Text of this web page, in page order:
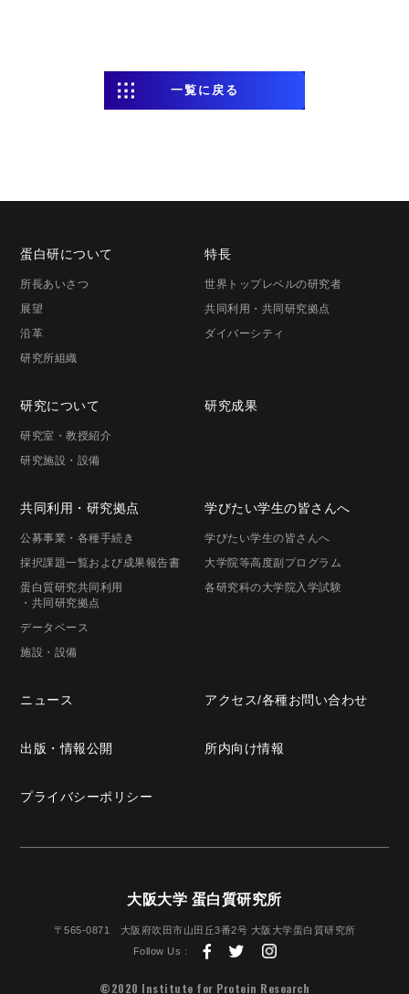
一覧に戻る
蛋白研について
所長あいさつ
展望
沿革
研究所組織
特長
世界トップレベルの研究者
共同利用・共同研究拠点
ダイバーシティ
研究について
研究室・教授紹介
研究施設・ 設備
研究成果
共同利用・ 研究拠点
公募事業 ・各種手続き
採択課題一覧および成果報告書
蛋白質研究共同利用
・共同研究拠点
データベース
施設・設備
学びたい学生の皆さんへ
学びたい学生の皆さんへ
大学院等高度副プログラム
各研究科の大学院入学試験
ニュース アクセス/各種お問い合わせ
出版・情報公開 所内向け情報
プライバシーポリシー
大阪大学 蛋白質研究所
〒565-0871 大阪府吹田市山田丘3番2号 大阪大学蛋白質研究所
Follow Us :
©2020 Institute for Protein Research